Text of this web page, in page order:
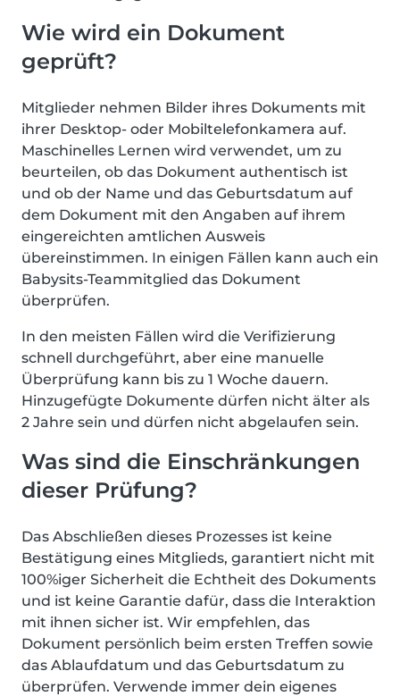
Wie wird ein Dokument
geprüft?
Mitglieder nehmen Bilder ihres Dokuments mit
ihrer Desktop- oder Mobiltelefonkamera auf.
Maschinelles Lernen wird verwendet, um zu
beurteilen, ob das Dokument authentisch ist
und ob der Name und das Geburtsdatum auf
dem Dokument mit den Angaben auf ihrem
eingereichten amtlichen Ausweis
übereinstimmen. In einigen Fällen kann auch ein
Babysits-Teammitglied das Dokument
überprüfen.
In den meisten Fällen wird die Verifizierung
schnell durchgeführt, aber eine manuelle
Überprüfung kann bis zu 1 Woche dauern.
Hinzugefügte Dokumente dürfen nicht älter als
2 Jahre sein und dürfen nicht abgelaufen sein.
Was sind die Einschränkungen
dieser Prüfung?
Das Abschließen dieses Prozesses ist keine
Bestätigung eines Mitglieds, garantiert nicht mit
100%iger Sicherheit die Echtheit des Dokuments
und ist keine Garantie dafür, dass die Interaktion
mit ihnen sicher ist. Wir empfehlen, das
Dokument persönlich beim ersten Treffen sowie
das Ablaufdatum und das Geburtsdatum zu
überprüfen. Verwende immer dein eigenes